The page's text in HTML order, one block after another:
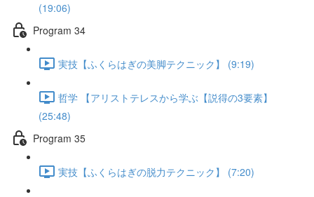
(19:06)
Program 34
実技【ふくらはぎの美脚テクニック】 (9:19)
哲学 【アリストテレスから学ぶ【説得の3要素】
(25:48)
Program 35
実技【ふくらはぎの脱力テクニック】 (7:20)